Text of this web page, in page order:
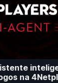
na